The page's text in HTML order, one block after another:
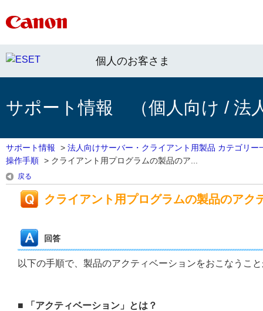
個人のお客さま
サポート情報 （個人向け / 法
サポート情報 > 法人向けサーバー・クライアント用製品 カテゴリー
操作手順 > クライアント用プログラムの製品のア...
戻る
クライアント用プログラムの製品のアク
回答
以下の手順で、製品のアクティベーションをおこなうこ
■ 「アクティベーション」とは？